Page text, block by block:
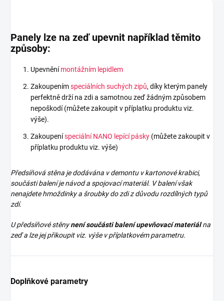
Panely lze na zeď upevnit například těmito
způsoby:
Upevněnímontážním lepidlem
Zakoupenímspeciálních suchých zipů, díky kterým panely
perfektně drží na zdi a samotnou zeď žádným způsobem
nepoškodí (můžete zakoupit v příplatku produktu viz.
výše).
Zakoupeníspeciální NANO lepící pásky (můžete zakoupit v
příplatku produktu viz. výše)
Předsíňová stěna je dodávána v demontu v kartonové krabici,
součásti balení je návod a spojovací materiál. V balení však
nenajdetehmoždinky a šroubky do zdi z důvodu rozdílných typů
zdí.
U předsíňové stěnynení součásti balení upevňovací materiálna
zeď a lze jej přikoupit viz. výše v příplatkovém parametru.
Doplňkové parametry